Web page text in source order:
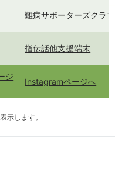
難病サポーターズクラブ
指伝話他支援端末
ジ
Instagramページへ
示します。